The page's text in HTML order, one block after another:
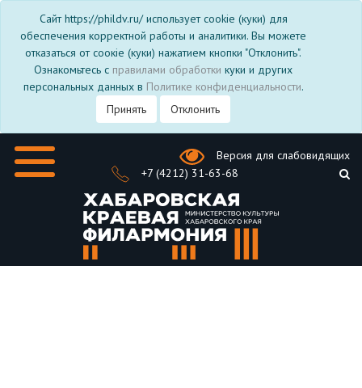
Сайт https://phildv.ru/ использует cookie (куки) для
обеспечения корректной работы и аналитики. Вы можете
отказаться от соокіе (куки) нажатием кнопки "Отклонить".
Ознакомьтесь с правилами обработки куки и других
персональных данных в Политике конфиденциальности.
Принять
Отклонить
Версия для слабовидящих
+7 (4212) 31-63-68